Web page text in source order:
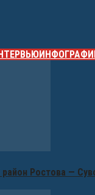
Ростова —